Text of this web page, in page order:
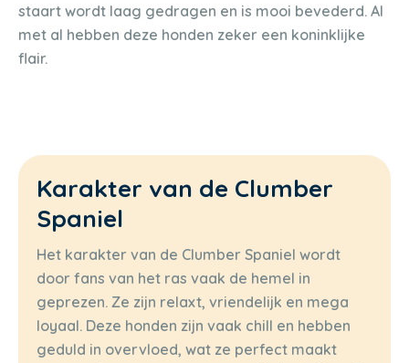
staart wordt laag gedragen en is mooi bevederd. Al
met al hebben deze honden zeker een koninklijke
flair.
Karakter van de Clumber
Spaniel
Het karakter van de Clumber Spaniel wordt
door fans van het ras vaak de hemel in
geprezen. Ze zijn relaxt, vriendelijk en mega
loyaal. Deze honden zijn vaak chill en hebben
geduld in overvloed, wat ze perfect maakt